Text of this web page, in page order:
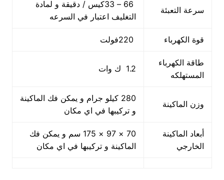
سرعة التعبئة
66 – 33كيس / دقيقة و لمادة
التغليف اعتبار في السرعه
قوة الكهرباء
طاقة الكهرباء
المستهلكه
1.2 ك وات
وزن الماكينة
280 كيلو جرام و يمكن فك الماكينة
و تركيبها في اي مكان
أبعاد الماكينة
الخارجي
70 × 97 × 175 سم و يمكن فك
الماكينة و تركيبها في اي مكان